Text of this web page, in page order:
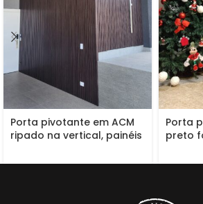
Porta pivotante em ACM
ripado na vertical, painéis
alinhamento da porta,
Porta
preto